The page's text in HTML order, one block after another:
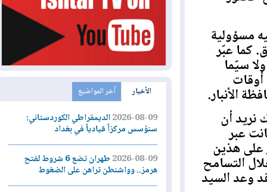
عبّر
أن
عبر
هذين
التسامح
السيد
الأخبار آخر المواضيع
2026-08-09الديمقراطي الكوردستاني:
سنؤسس مركزاً قيادياً في بغداد
2026-08-09
طهران تضع 6 شروط لفتح
هرمز.. وواشنطن تراهن على الضغوط